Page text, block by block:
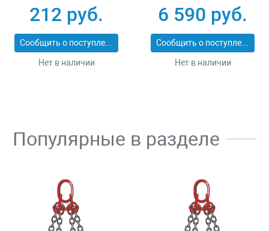
212 руб.
Сообщить о поступлении
Нет в наличии
6 590 руб.
Сообщить о поступлении
Нет в наличии
Популярные в разделе